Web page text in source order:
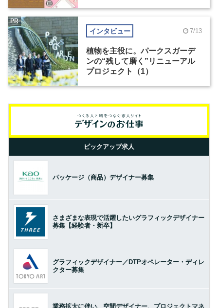
インタビュー 7/13
植物を主役に。パークスガーデ
ンの“残して磨く”リニューアル
プロジェクト（1）
PR
ピックアップ求人
パッケージ（商品）デザイナー募集
さまざまな表現で活躍したいグラフィックデザイナー
募集【経験者・新卒】
グラフィックデザイナー／DTPオペレーター・ディレ
クター募集
業務拡大に伴い、空間デザイナー、プロジェクトマネ